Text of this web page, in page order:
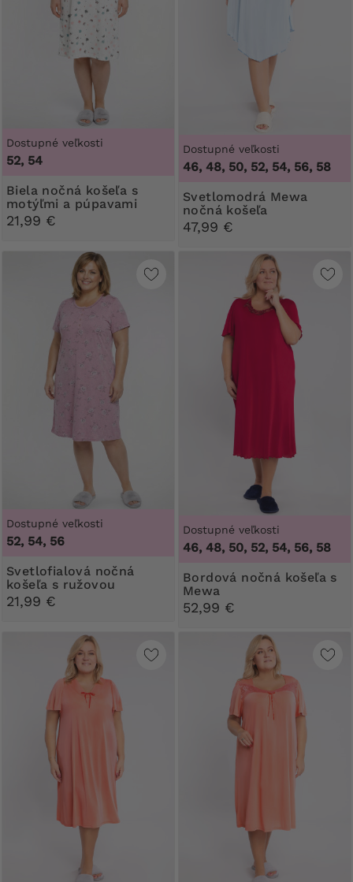
Dostupné veľkosti
52, 54
Biela nočná košeľa s
motýľmi a púpavami
21,99 €
Dostupné veľkosti
46, 48, 50, 52, 54, 56, 58
Svetlomodrá Mewa
nočná košeľa
47,99 €
Dostupné veľkosti
52, 54, 56
Svetlofialová nočná
košeľa s ružovou
potlačou
21,99 €
Dostupné veľkosti
46, 48, 50, 52, 54, 56, 58
Bordová nočná košeľa s
Mewa
52,99 €